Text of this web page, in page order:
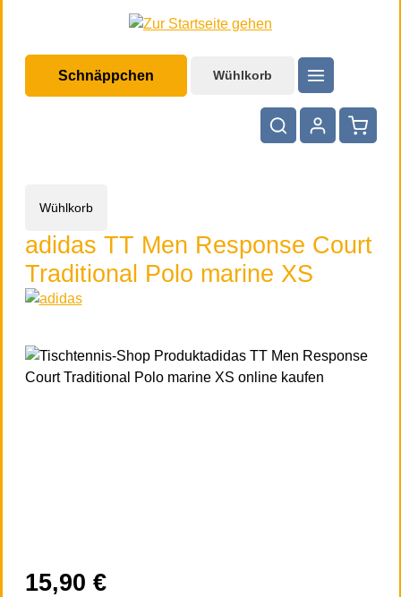
Schnäppchen Wühlkorb
Wühlkorb
adidas TT Men Response Court
Traditional Polo marine XS
Bildergalerie überspringen
15,90 €